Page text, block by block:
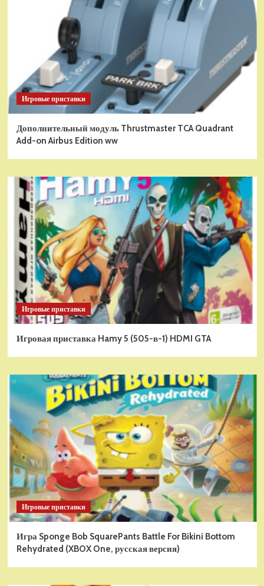
Игровые приставки
Дополнительный модуль Thrustmaster TCA Quadrant
Add-on Airbus Edition ww
Игровые приставки
Игровая приставка Hamy 5 (505-в-1) HDMI GTA
Игровые приставки
Игра Sponge Bob SquarePants Battle For Bikini Bottom
Rehydrated (XBOX One, русская версия)